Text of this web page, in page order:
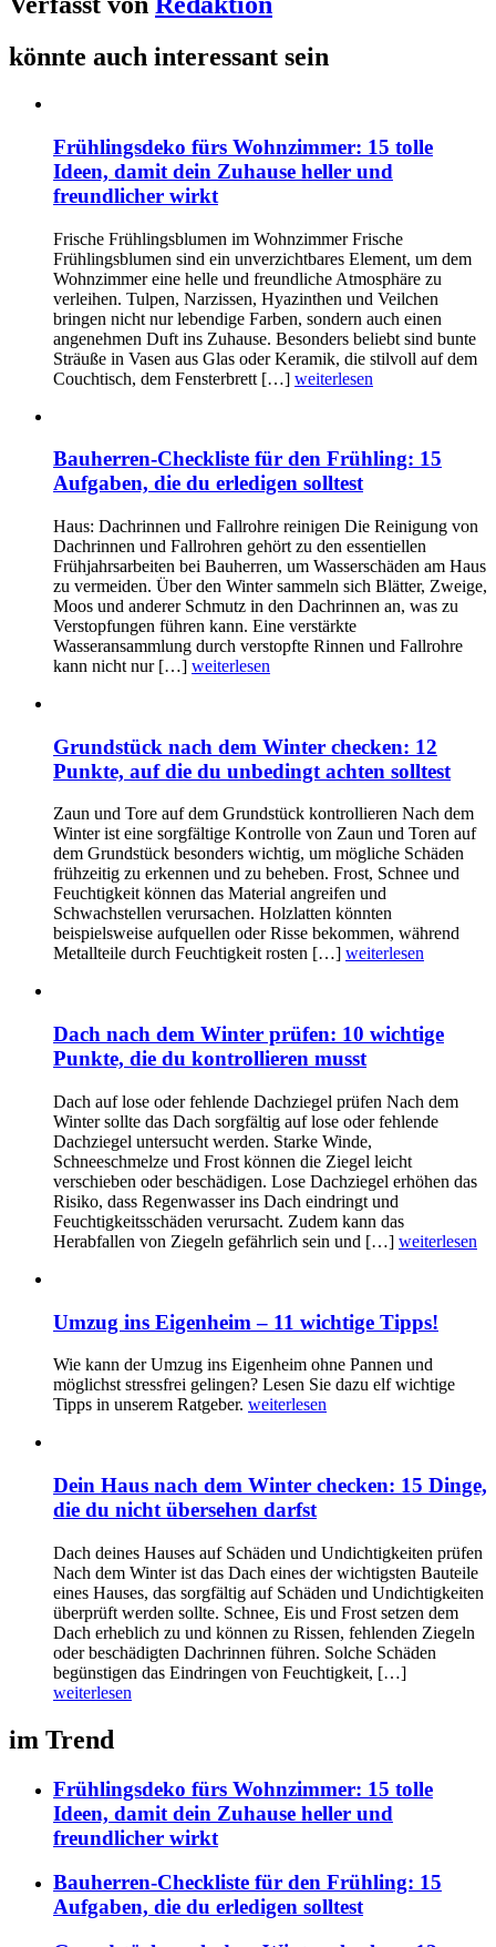
könnte auch interessant sein
Frühlingsdeko fürs Wohnzimmer: 15 tolle
Ideen, damit dein Zuhause heller und
freundlicher wirkt
Frische Frühlingsblumen im Wohnzimmer Frische
Frühlingsblumen sind ein unverzichtbares Element, um dem
Wohnzimmer eine helle und freundliche Atmosphäre zu
verleihen. Tulpen, Narzissen, Hyazinthen und Veilchen
bringen nicht nur lebendige Farben, sondern auch einen
angenehmen Duft ins Zuhause. Besonders beliebt sind bunte
Sträuße in Vasen aus Glas oder Keramik, die stilvoll auf dem
Couchtisch, dem Fensterbrett […] weiterlesen
Bauherren-Checkliste für den Frühling: 15
Aufgaben, die du erledigen solltest
Haus: Dachrinnen und Fallrohre reinigen Die Reinigung von
Dachrinnen und Fallrohren gehört zu den essentiellen
Frühjahrsarbeiten bei Bauherren, um Wasserschäden am Haus
zu vermeiden. Über den Winter sammeln sich Blätter, Zweige,
Moos und anderer Schmutz in den Dachrinnen an, was zu
Verstopfungen führen kann. Eine verstärkte
Wasseransammlung durch verstopfte Rinnen und Fallrohre
kann nicht nur […] weiterlesen
Grundstück nach dem Winter checken: 12
Punkte, auf die du unbedingt achten solltest
Zaun und Tore auf dem Grundstück kontrollieren Nach dem
Winter ist eine sorgfältige Kontrolle von Zaun und Toren auf
dem Grundstück besonders wichtig, um mögliche Schäden
frühzeitig zu erkennen und zu beheben. Frost, Schnee und
Feuchtigkeit können das Material angreifen und
Schwachstellen verursachen. Holzlatten könnten
beispielsweise aufquellen oder Risse bekommen, während
Metallteile durch Feuchtigkeit rosten […] weiterlesen
Dach nach dem Winter prüfen: 10 wichtige
Punkte, die du kontrollieren musst
Dach auf lose oder fehlende Dachziegel prüfen Nach dem
Winter sollte das Dach sorgfältig auf lose oder fehlende
Dachziegel untersucht werden. Starke Winde,
Schneeschmelze und Frost können die Ziegel leicht
verschieben oder beschädigen. Lose Dachziegel erhöhen das
Risiko, dass Regenwasser ins Dach eindringt und
Feuchtigkeitsschäden verursacht. Zudem kann das
Herabfallen von Ziegeln gefährlich sein und […] weiterlesen
Umzug ins Eigenheim – 11 wichtige Tipps!
Wie kann der Umzug ins Eigenheim ohne Pannen und
möglichst stressfrei gelingen? Lesen Sie dazu elf wichtige
Tipps in unserem Ratgeber. weiterlesen
Dein Haus nach dem Winter checken: 15 Dinge,
die du nicht übersehen darfst
Dach deines Hauses auf Schäden und Undichtigkeiten prüfen
Nach dem Winter ist das Dach eines der wichtigsten Bauteile
eines Hauses, das sorgfältig auf Schäden und Undichtigkeiten
überprüft werden sollte. Schnee, Eis und Frost setzen dem
Dach erheblich zu und können zu Rissen, fehlenden Ziegeln
oder beschädigten Dachrinnen führen. Solche Schäden
begünstigen das Eindringen von Feuchtigkeit, […]
weiterlesen
im Trend
Frühlingsdeko fürs Wohnzimmer: 15 tolle
Ideen, damit dein Zuhause heller und
freundlicher wirkt
Bauherren-Checkliste für den Frühling: 15
Aufgaben, die du erledigen solltest